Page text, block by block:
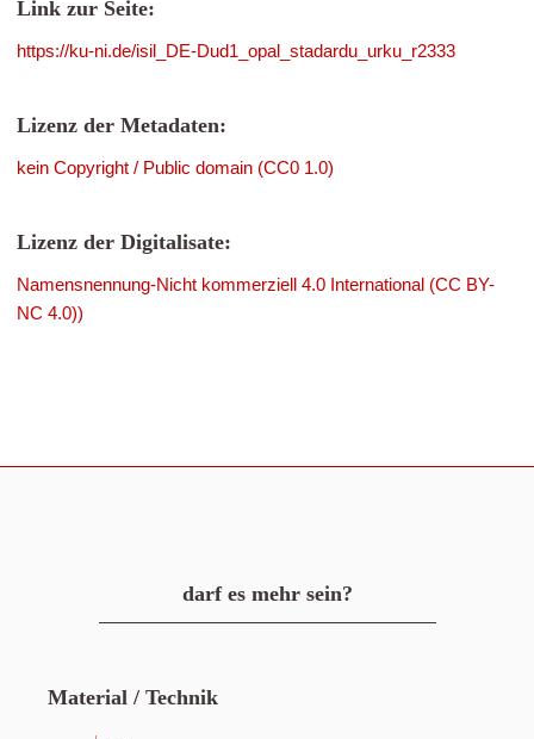
Link zur Seite:
https://ku-ni.de/isil_DE-Dud1_opal_stadardu_urku_r2333
Lizenz der Metadaten:
kein Copyright / Public domain (CC0 1.0)
Lizenz der Digitalisate:
Namensnennung-Nicht kommerziell 4.0 International (CC BY-
NC 4.0))
darf es mehr sein?
Material / Technik